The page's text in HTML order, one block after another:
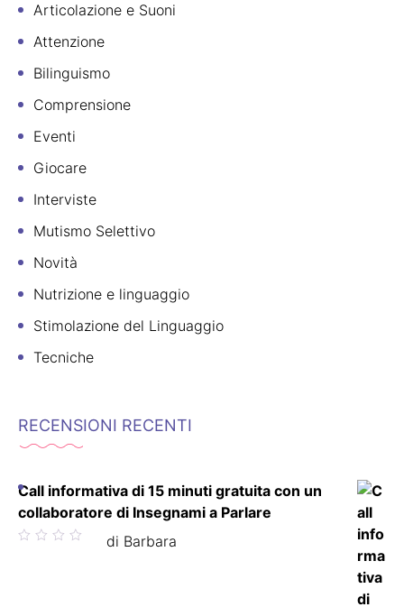
Articolazione e Suoni
Attenzione
Bilinguismo
Comprensione
Eventi
Giocare
Interviste
Mutismo Selettivo
Novità
Nutrizione e linguaggio
Stimolazione del Linguaggio
Tecniche
RECENSIONI RECENTI
Call informativa di 15 minuti gratuita con un
collaboratore di Insegnami a Parlare
Valutato di Barbara